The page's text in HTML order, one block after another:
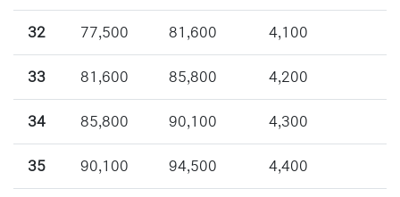
32 77,500 81,600 4,100
33 81,600 85,800 4,200
34 85,800 90,100 4,300
35 90,100 94,500 4,400